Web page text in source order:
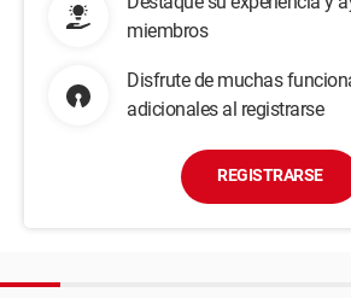
miembros
Disfrute de muchas
adicionales al registrarse
REGISTRARSE